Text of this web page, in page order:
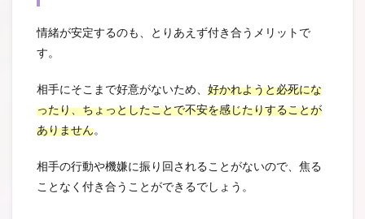
情緒が安定するのも、とりあえず付き合うメリットで
す。
相手にそこまで好意がないため、 好かれようと必死にな
ったり、ちょっとしたことで不安を感じたりすることが
ありません。
相手の行動や機嫌に振り回されることがないので、焦る
ことなく付き合うことができるでしょう。